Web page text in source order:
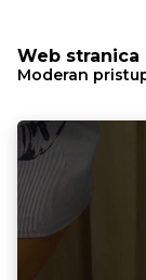
Web stranica
Moderan